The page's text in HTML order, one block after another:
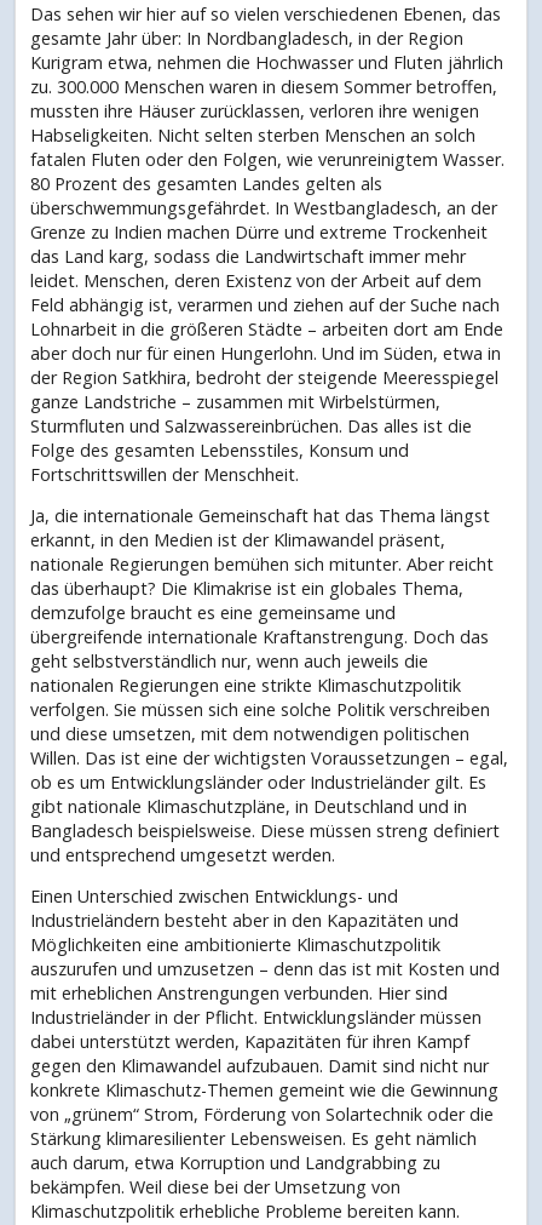
Das sehen wir hier auf so vielen verschiedenen Ebenen, das
gesamte Jahr über: In Nordbangladesch, in der Region
Kurigram etwa, nehmen die Hochwasser und Fluten jährlich
zu. 300.000 Menschen waren in diesem Sommer betroffen,
mussten ihre Häuser zurücklassen, verloren ihre wenigen
Habseligkeiten. Nicht selten sterben Menschen an solch
fatalen Fluten oder den Folgen, wie verunreinigtem Wasser.
80 Prozent des gesamten Landes gelten als
überschwemmungsgefährdet. In Westbangladesch, an der
Grenze zu Indien machen Dürre und extreme Trockenheit
das Land karg, sodass die Landwirtschaft immer mehr
leidet. Menschen, deren Existenz von der Arbeit auf dem
Feld abhängig ist, verarmen und ziehen auf der Suche nach
Lohnarbeit in die größeren Städte – arbeiten dort am Ende
aber doch nur für einen Hungerlohn. Und im Süden, etwa in
der Region Satkhira, bedroht der steigende Meeresspiegel
ganze Landstriche – zusammen mit Wirbelstürmen,
Sturmfluten und Salzwassereinbrüchen. Das alles ist die
Folge des gesamten Lebensstiles, Konsum und
Fortschrittswillen der Menschheit.
Ja, die internationale Gemeinschaft hat das Thema längst
erkannt, in den Medien ist der Klimawandel präsent,
nationale Regierungen bemühen sich mitunter. Aber reicht
das überhaupt? Die Klimakrise ist ein globales Thema,
demzufolge braucht es eine gemeinsame und
übergreifende internationale Kraftanstrengung. Doch das
geht selbstverständlich nur, wenn auch jeweils die
nationalen Regierungen eine strikte Klimaschutzpolitik
verfolgen. Sie müssen sich eine solche Politik verschreiben
und diese umsetzen, mit dem notwendigen politischen
Willen. Das ist eine der wichtigsten Voraussetzungen – egal,
ob es um Entwicklungsländer oder Industrieländer gilt. Es
gibt nationale Klimaschutzpläne, in Deutschland und in
Bangladesch beispielsweise. Diese müssen streng definiert
und entsprechend umgesetzt werden.
Einen Unterschied zwischen Entwicklungs- und
Industrieländern besteht aber in den Kapazitäten und
Möglichkeiten eine ambitionierte Klimaschutzpolitik
auszurufen und umzusetzen – denn das ist mit Kosten und
mit erheblichen Anstrengungen verbunden. Hier sind
Industrieländer in der Pflicht. Entwicklungsländer müssen
dabei unterstützt werden, Kapazitäten für ihren Kampf
gegen den Klimawandel aufzubauen. Damit sind nicht nur
konkrete Klimaschutz-Themen gemeint wie die Gewinnung
von „grünem“ Strom, Förderung von Solartechnik oder die
Stärkung klimaresilienter Lebensweisen. Es geht nämlich
auch darum, etwa Korruption und Landgrabbing zu
bekämpfen. Weil diese bei der Umsetzung von
Klimaschutzpolitik erhebliche Probleme bereiten kann.